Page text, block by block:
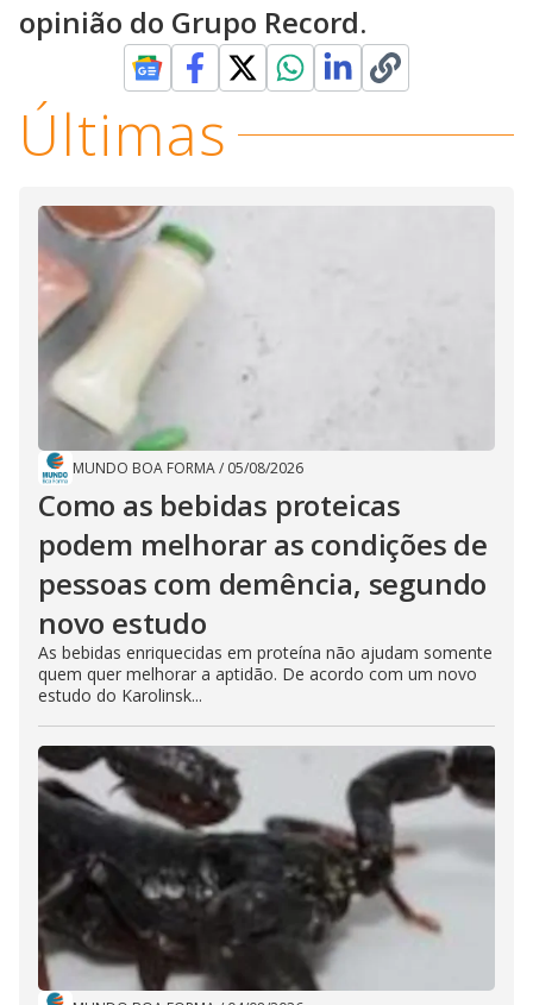
opinião do Grupo Record.
Últimas
MUNDO BOA FORMA/ 05/08/2026
Como as bebidas proteicas
podem melhorar as condições de
pessoas com demência, segundo
novo estudo
As bebidas enriquecidas em proteína não ajudam somente
quem quer melhorar a aptidão. De acordo com um novo
estudo do Karolinsk...